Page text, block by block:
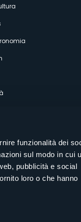
funzionalità dei
sul modo in cui
pubblicità e social
loro o che hanno
nostri canali social